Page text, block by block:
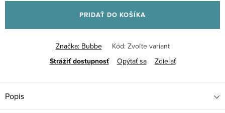
cena:
PRIDAŤ DO KOŠÍKA
Značka: Bubbe Kód: Zvoľte variant
Opýtať sa
Strážiť Zdieľať
Popis